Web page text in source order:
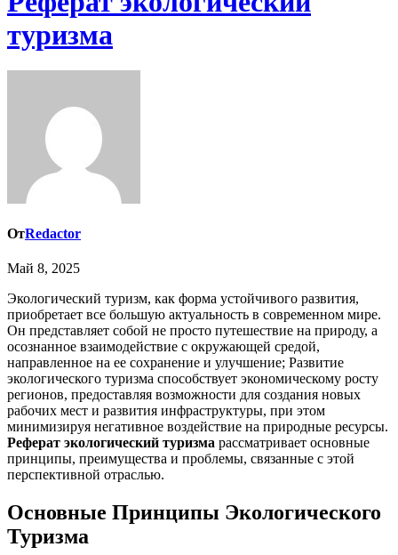
туризма
ОтRedactor
Май 8, 2025
Экологический туризм, как форма устойчивого развития,
приобретает все большую актуальность в современном мире.
Он представляет собой не просто путешествие на природу, а
осознанное взаимодействие с окружающей средой,
направленное на ее сохранение и улучшение; Развитие
экологического туризма способствует экономическому росту
регионов, предоставляя возможности для создания новых
рабочих мест и развития инфраструктуры, при этом
минимизируя негативное воздействие на природные ресурсы.
Реферат экологический туризма рассматривает основные
принципы, преимущества и проблемы, связанные с этой
перспективной отраслью.
Основные Принципы Экологического
Туризма